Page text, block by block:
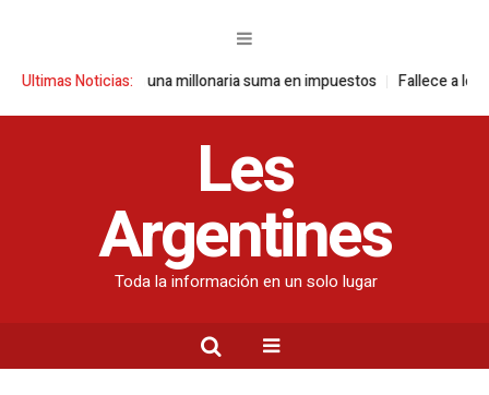
Ultimas Noticias:
con una millonaria suma en impuestos Fallece a los 26 años
Les
Argentines
Toda la información en un solo lugar